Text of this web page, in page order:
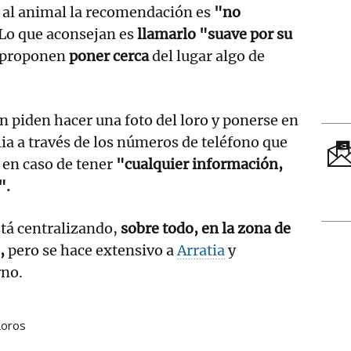
animal la recomendación es "no
que aconsejan esllamarlo "suave por su
poner cercadel lugar algo de
piden hacer una foto del loro y ponerse en
a través de los números de teléfono que
caso de tener "cualquier información,
centralizando, sobre todo, en la zona de
,pero se hace extensivo aArratiay